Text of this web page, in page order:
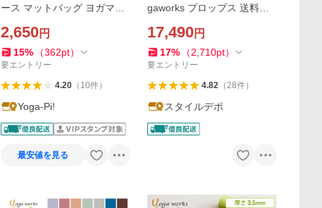
ース マットバッグ ヨガマッ
6mm対応 バッグ キャリー y
ogaworks
2,650円
15% （362pt）
要エントリー
4.20（ 10件）
Yoga-Pi!
最安値を見る
gaworks プロップス 送料無
具 枕 国産 日本製 送料無料
17,490円
17% （2,710pt）
要エントリー
4.82（28件）
スタイルデポ